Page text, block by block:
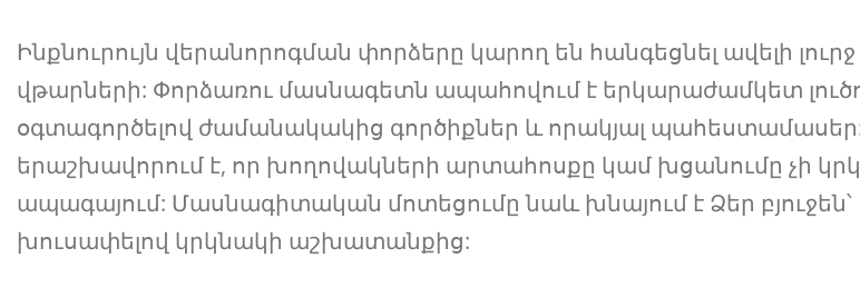
Ինքնուրույն վերանորոգման փորձերը կարող են հանգեցնել ավելի լուրջ
վթարների: Փորձառու մասնագետն ապահովում է երկարաժամկետ
օգտագործելով ժամանակակից գործիքներ և որակյալ
երաշխավորում է, որ խողովակների արտահոսքը կամ խցանումը չի
ապագայում: Մասնագիտական մոտեցումը նաև խնայում է Ձեր բյուջեն՝
խուսափելով կրկնակի աշխատանքից: